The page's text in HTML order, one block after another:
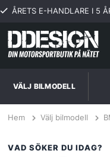
ÅRETS E-HANDLARE I 5
VÄLJ BILMODELL
Hem Välj bilmodell
VAD SÖKER DU IDAG?